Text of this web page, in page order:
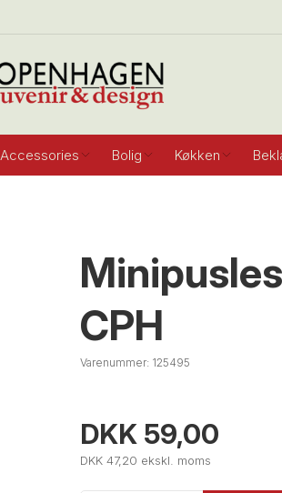
Accessories Bolig Køkken
CPH
Varenummer: 125495
DKK 59,00
DKK 47,20 ekskl. moms